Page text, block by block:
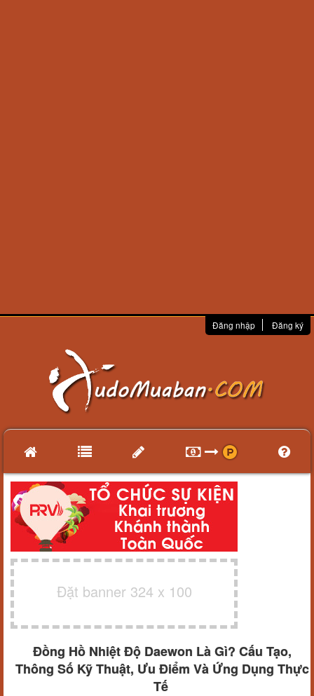
Đăng nhập Đăng ký
Đặt banner 324 x 100
Đồng Hồ Nhiệt Độ Daewon Là Gì? Cấu Tạo,
Thông Số Kỹ Thuật, Ưu Điểm Và Ứng Dụng Thực
Tế